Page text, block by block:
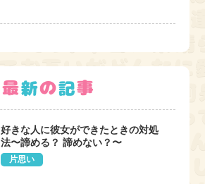
好きな人に彼女ができたときの対処
法〜諦める？ 諦めない？〜
片思い